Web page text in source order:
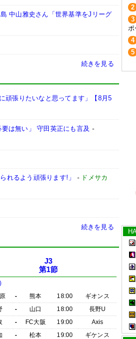
中山雅史さん「世界基準をJリーグ
続きを見る
頑張りたいなと思ってます」【8月5
は無い」 守田英正にも言及 -
れるよう頑張ります!」 - ドメサカ
続きを見る
J3
第1節
- 熊本 18:00
ギオンス
- 山口 18:00
長野U
- FC大阪 19:00
Axis
- 松本 19:00
ギケンス
2
3
ポ
4
5